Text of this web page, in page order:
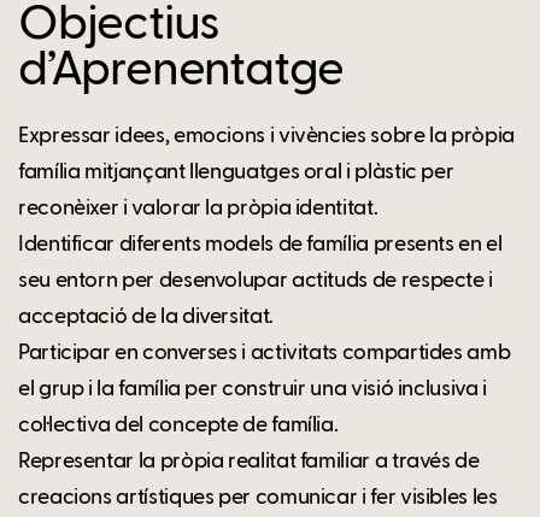
Objectius
d’Aprenentatge
Expressar idees, emocions i vivències sobre la pròpia
família mitjançant llenguatges oral i plàstic per
reconèixer i valorar la pròpia identitat.
Identificar diferents models de família presents en el
seu entorn per desenvolupar actituds de respecte i
acceptació de la diversitat.
Participar en converses i activitats compartides amb
el grup i la família per construir una visió inclusiva i
col·lectiva del concepte de família.
Representar la pròpia realitat familiar a través de
creacions artístiques per comunicar i fer visibles les